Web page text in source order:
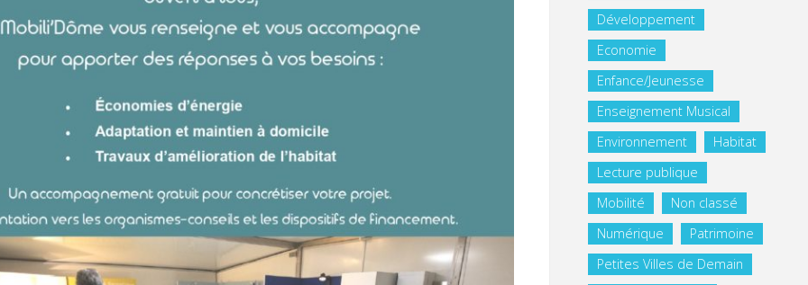
Développement
Economie
Enfance/Jeunesse
Enseignement Musical
Environnement
Habitat
Lecture publique
Mobilité
Non classé
Numérique
Patrimoine
Petites Villes de Demain